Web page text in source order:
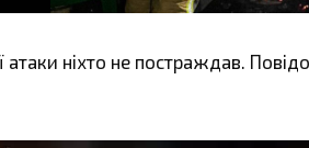
ніхто не постраждав.